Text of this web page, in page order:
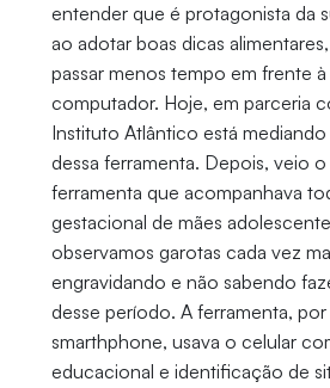
entender que é protagonista da
ao adotar boas dicas
passar menos tempo em frente
computador. Hoje, em parceria
Instituto Atlântico está
dessa ferramenta. Depois, veio o
ferramenta que acompanhava
gestacional de mães
observamos garotas cada vez
engravidando e não sabendo
desse período. A ferramenta,
smarthphone, usava o celular
educacional e identificação de